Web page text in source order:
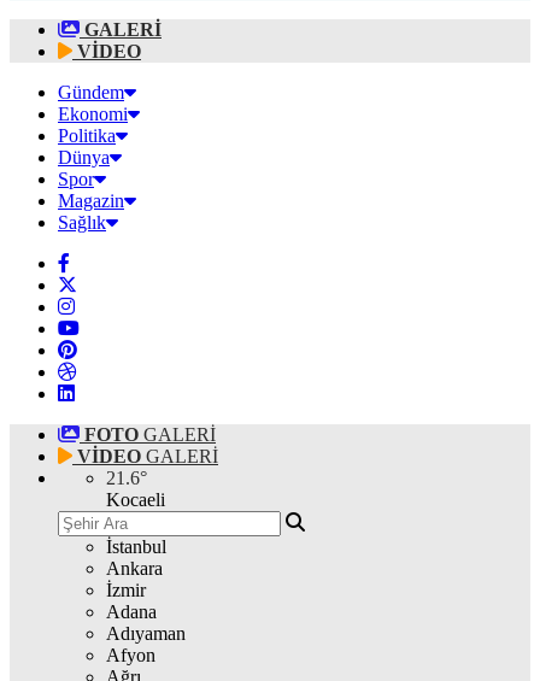
GALERİ
VİDEO
Gündem
Ekonomi
Politika
Dünya
Spor
Magazin
Sağlık
FOTO GALERİ
VİDEO GALERİ
21.6°
Kocaeli
İstanbul
Ankara
İzmir
Adana
Adıyaman
Afyon
Ağrı